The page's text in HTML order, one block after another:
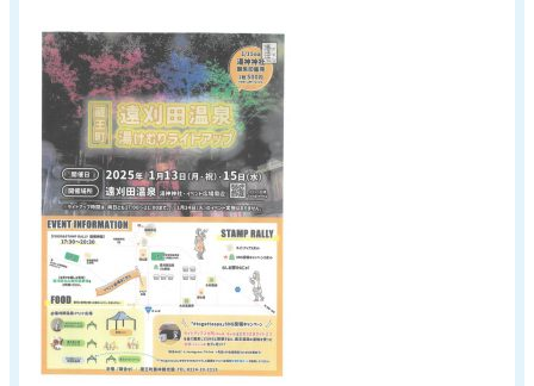
アウトドア
新着情報
蔵王町観光物産協会について サイトポリシー
リンク集 お問い合わせ